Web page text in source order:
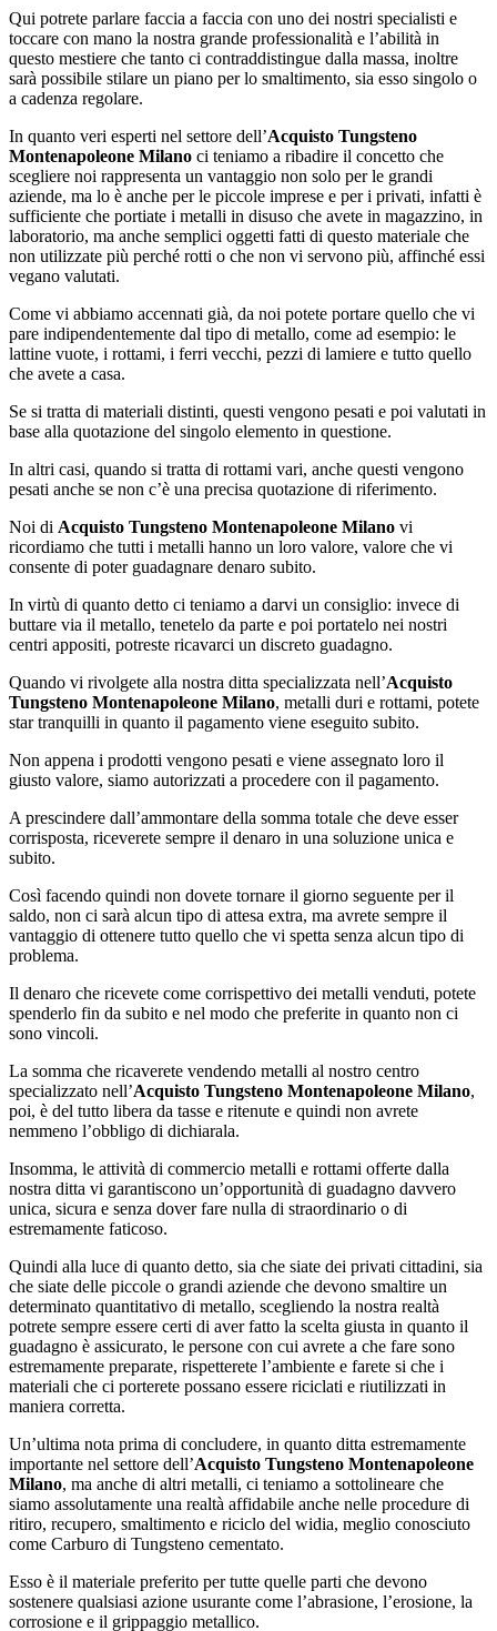
Qui potrete parlare faccia a faccia con uno dei nostri specialisti e
toccare con mano la nostra grande professionalità e l’abilità in
questo mestiere che tanto ci contraddistingue dalla massa, inoltre
sarà possibile stilare un piano per lo smaltimento, sia esso singolo o
a cadenza regolare.
In quanto veri esperti nel settore dell’Acquisto Tungsteno
Montenapoleone Milano ci teniamo a ribadire il concetto che
scegliere noi rappresenta un vantaggio non solo per le grandi
aziende, ma lo è anche per le piccole imprese e per i privati, infatti è
sufficiente che portiate i metalli in disuso che avete in magazzino, in
laboratorio, ma anche semplici oggetti fatti di questo materiale che
non utilizzate più perché rotti o che non vi servono più, affinché essi
vegano valutati.
Come vi abbiamo accennati già, da noi potete portare quello che vi
pare indipendentemente dal tipo di metallo, come ad esempio: le
lattine vuote, i rottami, i ferri vecchi, pezzi di lamiere e tutto quello
che avete a casa.
Se si tratta di materiali distinti, questi vengono pesati e poi valutati in
base alla quotazione del singolo elemento in questione.
In altri casi, quando si tratta di rottami vari, anche questi vengono
pesati anche se non c’è una precisa quotazione di riferimento.
Noi di Acquisto Tungsteno Montenapoleone Milano vi
ricordiamo che tutti i metalli hanno un loro valore, valore che vi
consente di poter guadagnare denaro subito.
In virtù di quanto detto ci teniamo a darvi un consiglio: invece di
buttare via il metallo, tenetelo da parte e poi portatelo nei nostri
centri appositi, potreste ricavarci un discreto guadagno.
Quando vi rivolgete alla nostra ditta specializzata nell’Acquisto
Tungsteno Montenapoleone Milano, metalli duri e rottami, potete
star tranquilli in quanto il pagamento viene eseguito subito.
Non appena i prodotti vengono pesati e viene assegnato loro il
giusto valore, siamo autorizzati a procedere con il pagamento.
A prescindere dall’ammontare della somma totale che deve esser
corrisposta, riceverete sempre il denaro in una soluzione unica e
subito.
Così facendo quindi non dovete tornare il giorno seguente per il
saldo, non ci sarà alcun tipo di attesa extra, ma avrete sempre il
vantaggio di ottenere tutto quello che vi spetta senza alcun tipo di
problema.
Il denaro che ricevete come corrispettivo dei metalli venduti, potete
spenderlo fin da subito e nel modo che preferite in quanto non ci
sono vincoli.
La somma che ricaverete vendendo metalli al nostro centro
specializzato nell’Acquisto Tungsteno Montenapoleone Milano,
poi, è del tutto libera da tasse e ritenute e quindi non avrete
nemmeno l’obbligo di dichiarala.
Insomma, le attività di commercio metalli e rottami offerte dalla
nostra ditta vi garantiscono un’opportunità di guadagno davvero
unica, sicura e senza dover fare nulla di straordinario o di
estremamente faticoso.
Quindi alla luce di quanto detto, sia che siate dei privati cittadini, sia
che siate delle piccole o grandi aziende che devono smaltire un
determinato quantitativo di metallo, scegliendo la nostra realtà
potrete sempre essere certi di aver fatto la scelta giusta in quanto il
guadagno è assicurato, le persone con cui avrete a che fare sono
estremamente preparate, rispetterete l’ambiente e farete si che i
materiali che ci porterete possano essere riciclati e riutilizzati in
maniera corretta.
Un’ultima nota prima di concludere, in quanto ditta estremamente
importante nel settore dell’Acquisto Tungsteno Montenapoleone
Milano, ma anche di altri metalli, ci teniamo a sottolineare che
siamo assolutamente una realtà affidabile anche nelle procedure di
ritiro, recupero, smaltimento e riciclo del widia, meglio conosciuto
come Carburo di Tungsteno cementato.
Esso è il materiale preferito per tutte quelle parti che devono
sostenere qualsiasi azione usurante come l’abrasione, l’erosione, la
corrosione e il grippaggio metallico.